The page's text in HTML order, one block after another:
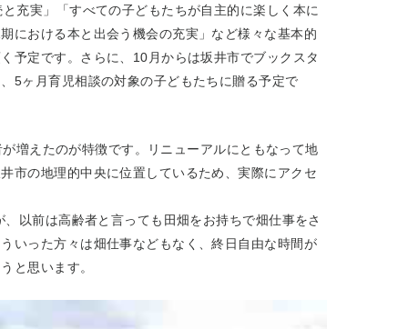
充実」「すべての子どもたちが自主的に楽しく本に
における本と出会う機会の充実」など様々な基本的
予定です。さらに、10月からは坂井市でブックスタ
5ヶ月育児相談の対象の子どもたちに贈る予定で
増えたのが特徴です。リニューアルにともなって地
市の地理的中央に位置しているため、実際にアクセ
以前は高齢者と言っても田畑をお持ちで畑仕事をさ
いった方々は畑仕事などもなく、終日自由な時間が
と思います。